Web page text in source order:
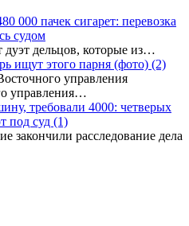
000 пачек сигарет: перевозка
судом
дуэт дельцов, которые из…
ищут этого парня (фото) (2)
управления
управления…
требовали 4000: четверых
под суд (1)
закончили расследование дела